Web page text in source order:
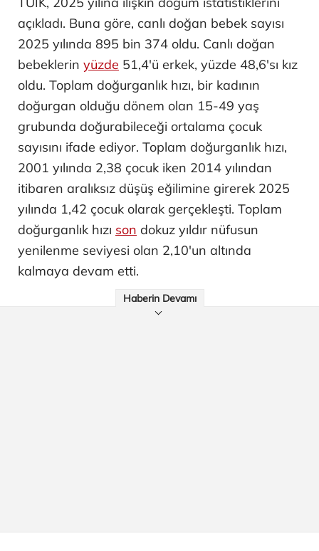
açıkladı. Buna göre, canlı doğan bebek sayısı
2025 yılında 895 bin 374 oldu. Canlı doğan
bebeklerin yüzde 51,4'ü erkek, yüzde 48,6'sı kız
oldu. Toplam doğurganlık hızı, bir kadının
doğurgan olduğu dönem olan 15-49 yaş
grubunda doğurabileceği ortalama çocuk
sayısını ifade ediyor. Toplam doğurganlık hızı,
2001 yılında 2,38 çocuk iken 2014 yılından
itibaren aralıksız düşüş eğilimine girerek 2025
yılında 1,42 çocuk olarak gerçekleşti. Toplam
doğurganlık hızı son dokuz yıldır nüfusun
yenilenme seviyesi olan 2,10'un altında
kalmaya devam etti.
Haberin Devamı